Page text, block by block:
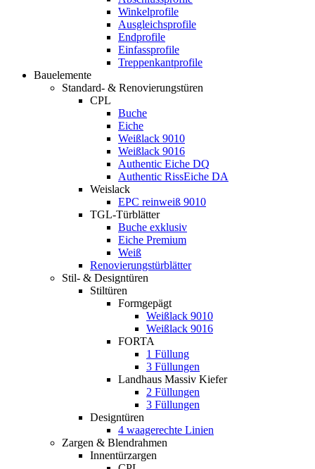
Winkelprofile
Ausgleichsprofile
Endprofile
Einfassprofile
Treppenkantprofile
Bauelemente
Standard- & Renovierungstüren
CPL
Buche
Eiche
Weißlack 9010
Weißlack 9016
Authentic Eiche DQ
Authentic RissEiche DA
Weislack
EPC reinweiß 9010
TGL-Türblätter
Buche exklusiv
Eiche Premium
Weiß
Renovierungstürblätter
Stil- & Designtüren
Stiltüren
Formgepägt
Weißlack 9010
Weißlack 9016
FORTA
1 Füllung
3 Füllungen
Landhaus Massiv Kiefer
2 Füllungen
3 Füllungen
Designtüren
4 waagerechte Linien
Zargen & Blendrahmen
Innentürzargen